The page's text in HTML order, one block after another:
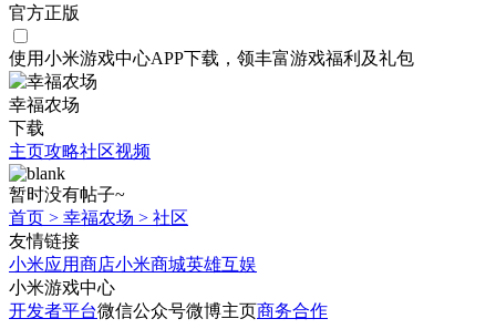
官方正版
使用小米游戏中心APP下载 ，领丰富游戏福利 及礼包
幸福农场
下载
主页攻略社区视频
暂时没有帖子~
首页 > 幸福农场 > 社区
友情链接
小米应用商店小米商城英雄互娱
小米游戏中心
开发者平台微信公众号微博主页商务合作